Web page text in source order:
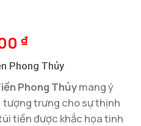
₫.
₫Giá
hiện
tại
là:
190.000 ₫.
Phong Thủy
Phong Thủymang ý
trưng cho sự thịnh
tiền được khắc họa tinh